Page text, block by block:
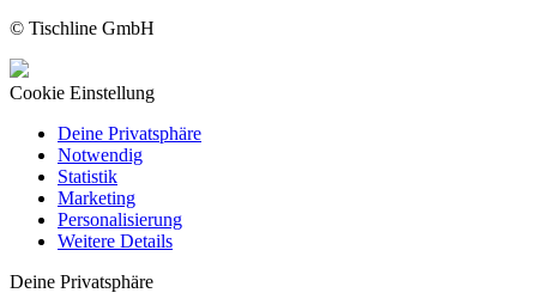
© Tischline GmbH
Cookie Einstellung
Deine Privatsphäre
Notwendig
Statistik
Marketing
Personalisierung
Weitere Details
Deine Privatsphäre